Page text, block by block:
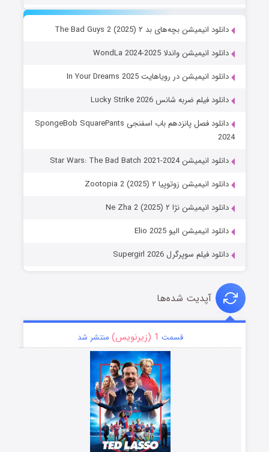
دانلود انیمیشن بچه‌های بد ۲ The Bad Guys 2 (2025)
دانلود انیمیشن واندلا WondLa 2024-2025
دانلود انیمیشن در رویاهایت In Your Dreams 2025
دانلود فیلم ضربه شانس Lucky Strike 2026
دانلود فصل پانزدهم باب اسفنجی SpongeBob SquarePants
2024
دانلود انیمیشن Star Wars: The Bad Batch 2021-2024
دانلود انیمیشن زوتوپیا ۲ Zootopia 2 (2025)
دانلود انیمیشن نژا ۲ Ne Zha 2 (2025)
دانلود انیمیشن الیو Elio 2025
دانلود فیلم سوپرگرل Supergirl 2026
آپدیت شده‌ها
قسمت 1 (زیرنویس) منتشر شد